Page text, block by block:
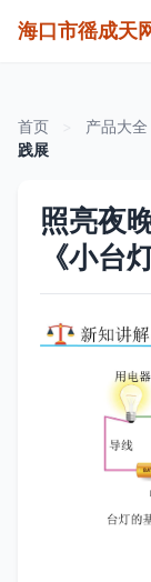
首页 产品大全
践展
照亮夜
《小台